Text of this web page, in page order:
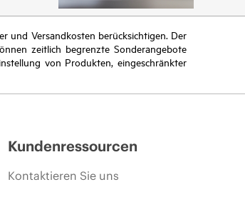
und Versandkosten berücksichtigen. Der
zeitlich begrenzte Sonderangebote
von Produkten, eingeschränkter
Kundenressourcen
Kontaktieren Sie uns